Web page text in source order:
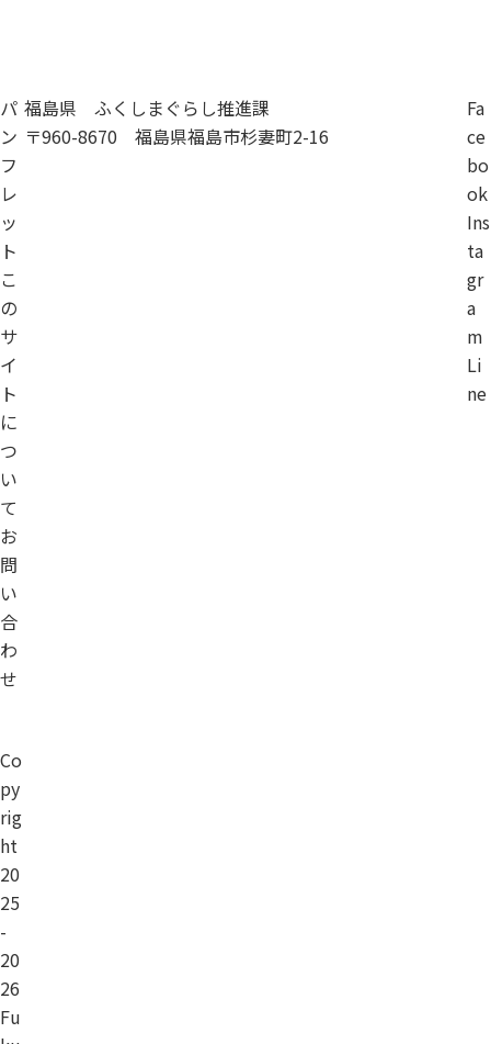
パ
ン
フ
レ
ッ
ト
こ
の
サ
イ
ト
に
つ
い
て
お
問
い
合
わ
せ
福島県 ふくしまぐらし推進課
〒960-8670 福島県福島市杉妻町2-16
Fa
ce
bo
ok
Ins
ta
gr
a
m
Li
ne
Co
py
rig
ht
20
25
-
20
26
Fu